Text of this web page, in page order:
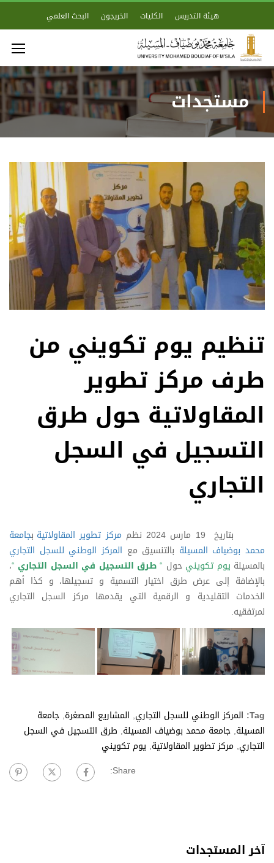
هيئة التدريس الكليات الخريجون البحث العلمي
مستجدات
تنظيم يوم تكويني من
طرف مركز تطوير
المقاولاتية حول طرق
التسجيل في السجل
التجاري
بتاريخ 19 مارس 2024 نظم مركز تطوير المقاولاتية بجامعة
محمد بوضياف المسيلة بالتنسيق مع المركز الوطني للسجل التجاري
بالمسيلة يوم تكويني حول “ طرق التسجيل في السجل التجاري “،
بالإضافة إلى عرض طرق اختيار التسمية و تسجيلها، و كذا أهم
الخدمات التقليدية و الرقمية التي يقدمها مركز السجل التجاري
لمرتفقيه.
Tag: المركز الوطني للسجل التجاري, المشاريع المصغرة, جامعة
المسيلة, جامعة محمد بوضياف المسيلة, طرق التسجيل في السجل
التجاري, مركز تطوير المقاولاتية, يوم تكويني
Share:
آخر المستجدات